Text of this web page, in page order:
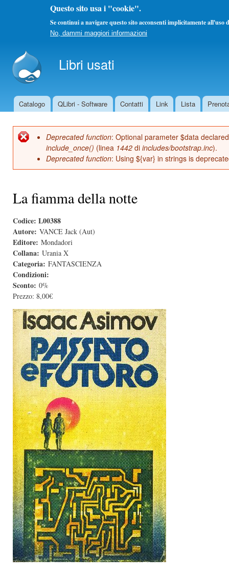
Questo sito usa i "cookie".
Se continui a navigare questo sito acconsenti implicitamente all'uso
No, dammi maggiori informazioni
Libri usati
Menu principale
Catalogo QLibri - Software Contatti Link Lista
Messaggio di errore
Deprecated function: Optional parameter $data
include_once() (linea 1442 di includes/bootstrap.inc).
Deprecated function: Using ${var} in strings is
La fiamma della notte
Codice: L00388
Autore: VANCE Jack (Aut)
Editore: Mondadori
Collana: Urania X
Categoria: FANTASCIENZA
Condizioni:
Sconto: 0%
Prezzo: 8,00€